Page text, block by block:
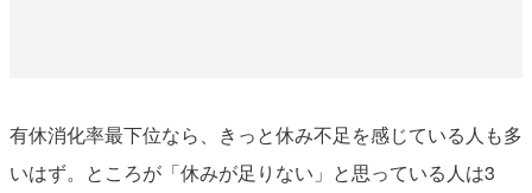
有休消化率最下位なら、きっと休み不足を感じている人も多
いはず。ところが「休みが足りない」と思っている人は3